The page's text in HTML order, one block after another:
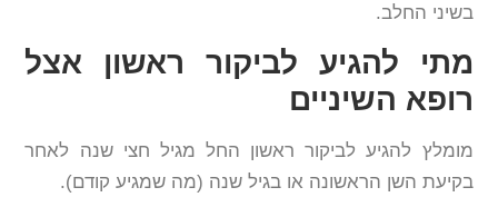
בשיני החלב.
מתי להגיע לביקור ראשון אצל
רופא השיניים
מומלץ להגיע לביקור ראשון החל מגיל חצי שנה לאחר
בקיעת השן הראשונה או בגיל שנה (מה שמגיע קודם).